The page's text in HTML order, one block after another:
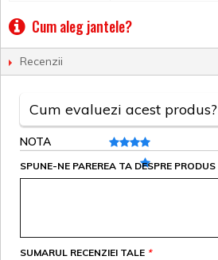
Cum aleg jantele?
Recenzii
Cum evaluezi acest produs?
NOTA
SPUNE-NE PAREREA TA DESPRE PRODUS
*
SUMARUL RECENZIEI TALE